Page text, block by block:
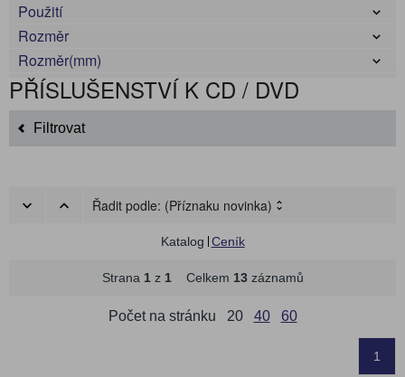
Použití
Rozměr
Rozměr(mm)
PŘÍSLUŠENSTVÍ K CD / DVD
Filtrovat
Řadit podle: (Příznaku novinka)
Katalog Ceník
Strana 1z 1Celkem 13záznamů
Počet na stránku 20 40 60
1